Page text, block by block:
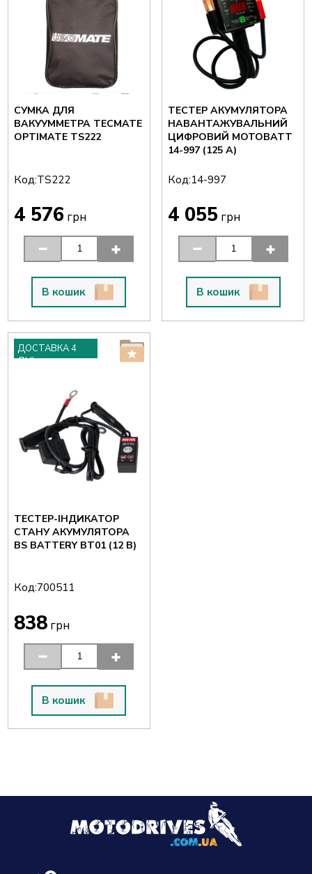
СУМКА ДЛЯ
ВАКУУММЕТРА TECMATE
OPTIMATE TS222
Код:TS222
4 576 грн
В кошик
ТЕСТЕР АКУМУЛЯТОРА
НАВАНТАЖУВАЛЬНИЙ
ЦИФРОВИЙ MOTOBATT
14-997 (125 A)
Код:14-997
4 055 грн
В кошик
ДОСТАВКА 4
ДНІ
ТЕСТЕР-ІНДИКАТОР
СТАНУ АКУМУЛЯТОРА
BS BATTERY BT01 (12 В)
Код:700511
838грн
В кошик